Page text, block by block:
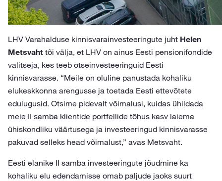
LHV Varahalduse kinnisvarainvesteeringute juht Helen
Metsvaht tõi välja, et LHV on ainus Eesti pensionifondide
valitseja, kes teeb otseinvesteeringuid Eesti
kinnisvarasse. “Meile on oluline panustada kohaliku
elukeskkonna arengusse ja toetada Eesti ettevõtete
edulugusid. Otsime pidevalt võimalusi, kuidas ühildada
meie II samba klientide portfellide tõhus kasv laiema
ühiskondliku väärtusega ja investeeringud kinnisvarasse
pakuvad selleks head võimalust,” avas Metsvaht.
Eesti elanike II samba investeeringute jõudmine ka
kohaliku elu edendamisse omab paljude jaoks suurt